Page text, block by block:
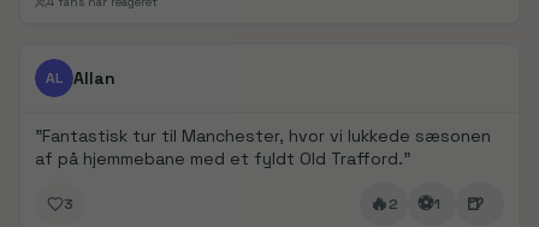
FanDays bidrag
AL Allan
"Fantastisk tur til Manchester, hvor vi lukkede sæsonen
af på hjemmebane med et fyldt Old Trafford."
3 🔥2 ⚽1 🍺